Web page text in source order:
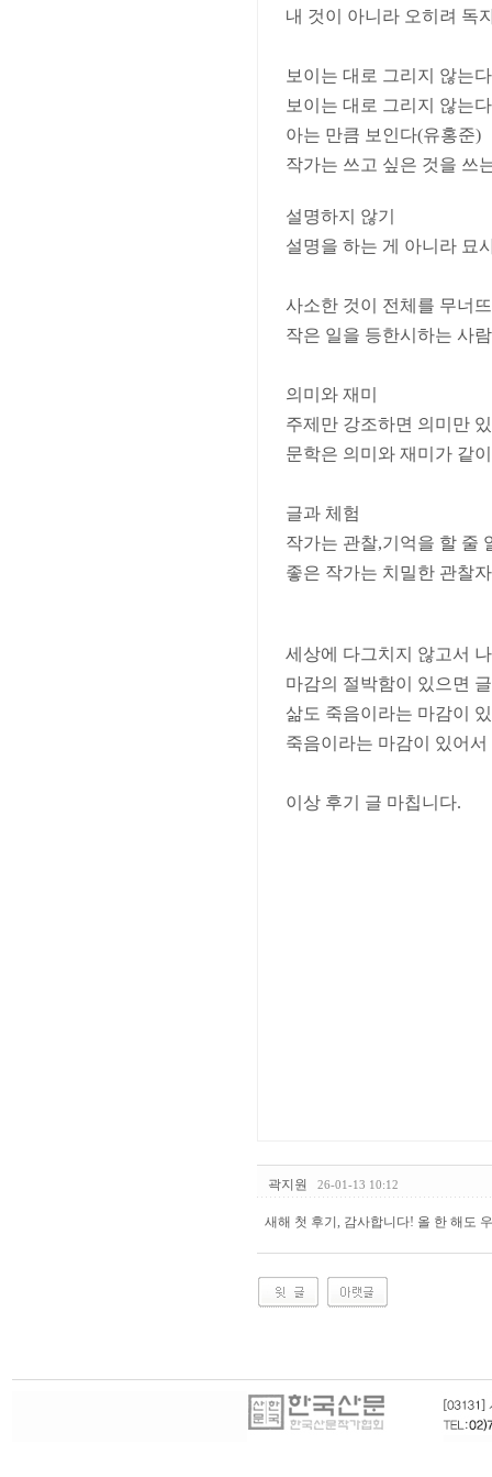
내 것이 아니라 오히려 독
보이는 대로 그리지 않는다
보이는 대로 그리지 않는
아는 만큼 보인다(유홍준)
작가는 쓰고 싶은 것을 쓰
설명하지 않기
설명을 하는 게 아니라 묘
사소한 것이 전체를 무너
작은 일을 등한시하는 사
의미와 재미
주제만 강조하면 의미만
문학은 의미와 재미가 같
글과 체험
작가는 관찰,기억을 할 줄
좋은 작가는 치밀한 관찰
세상에 다그치지 않고서
마감의 절박함이 있으면
삶도 죽음이라는 마감이
죽음이라는 마감이 있어
이상 후기 글 마칩니다.
곽지원 26-01-13 10:12
새해 첫 후기, 감사합니다! 올 한 해도